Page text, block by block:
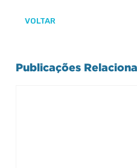
VOLTAR
Publicações